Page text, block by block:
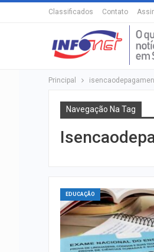
Classificados Contato
Principal
Navegação Na Tag
EDUCAÇÃO